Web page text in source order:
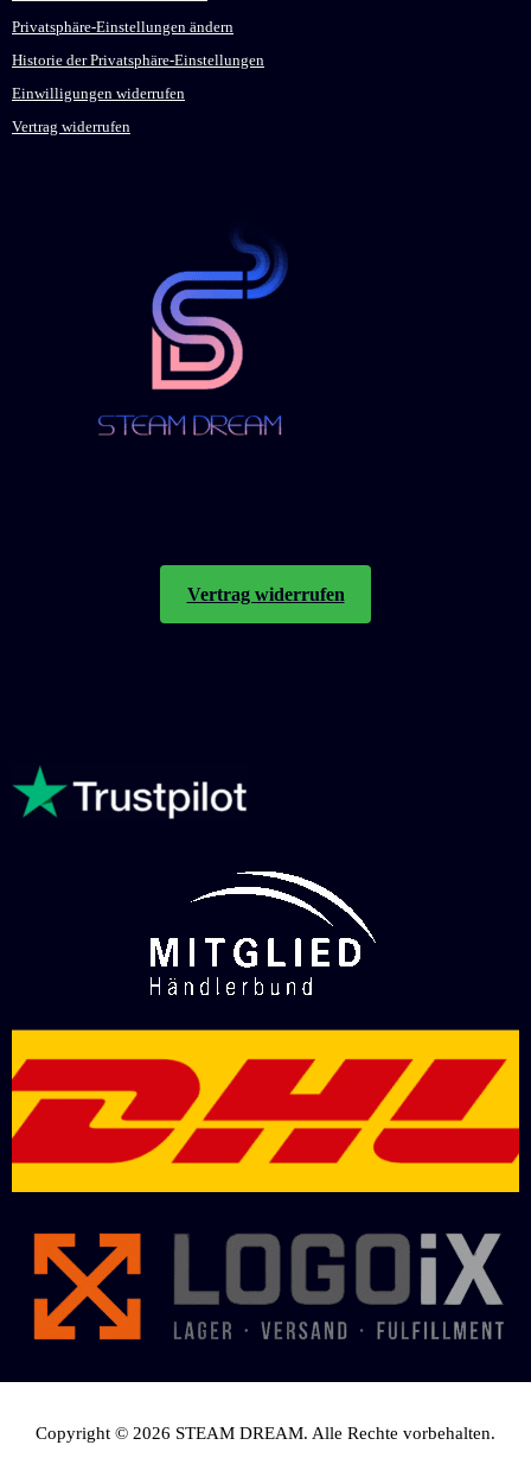
Privatsphäre-Einstellungen ändern
Historie der Privatsphäre-Einstellungen
Einwilligungen widerrufen
Vertrag widerrufen
Vertrag widerrufen
Copyright © 2026 STEAM DREAM. Alle Rechte vorbehalten.